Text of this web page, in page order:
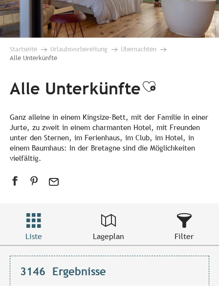
Startseite Urlaubsvorbereitung
Übernachten
Alle Unterkünfte
Alle UnterkünfteAjouter
Ganz alleine in einem Kingsize-Bett, mit der Familie in einer
Jurte, zu zweit in einem charmanten Hotel, mit Freunden
unter den Sternen, im Ferienhaus, im Club, im Hotel, in
einem Baumhaus: In der Bretagne sind die Möglichkeiten
vielfältig.
Liste Lageplan Filter
3146 Ergebnisse